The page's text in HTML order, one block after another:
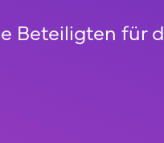
Beteiligten für